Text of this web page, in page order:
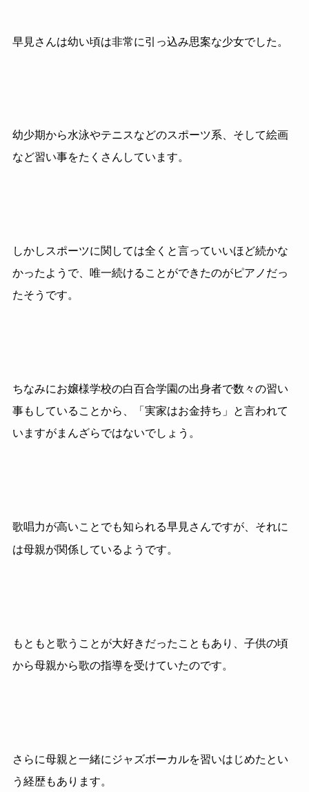
早見さんは幼い頃は非常に引っ込み思案な少女でした。
幼少期から水泳やテニスなどのスポーツ系、そして絵画
など習い事をたくさんしています。
しかしスポーツに関しては全くと言っていいほど続かな
かったようで、唯一続けることができたのがピアノだっ
たそうです。
ちなみにお嬢様学校の白百合学園の出身者で数々の習い
事もしていることから、「実家はお金持ち」と言われて
いますがまんざらではないでしょう。
歌唱力が高いことでも知られる早見さんですが、それに
は母親が関係しているようです。
もともと歌うことが大好きだったこともあり、子供の頃
から母親から歌の指導を受けていたのです。
さらに母親と一緒にジャズボーカルを習いはじめたとい
う経歴もあります。